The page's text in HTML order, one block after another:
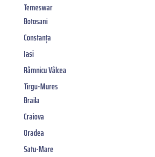
Temeswar
Botosani
Constanța
Iasi
Râmnicu Vâlcea
Tirgu-Mures
Braila
Craiova
Oradea
Satu-Mare